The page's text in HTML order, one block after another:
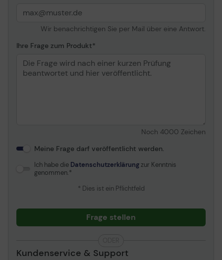
Wir benachrichtigen Sie per Mail über eine Antwort.
Ihre Frage zum Produkt
Noch 4000 Zeichen
Meine Frage darf veröffentlicht werden.
Ich habe die Datenschutzerklärungzur Kenntnis
genommen.
* Dies ist ein Pflichtfeld
Frage stellen
Kundenservice & Support